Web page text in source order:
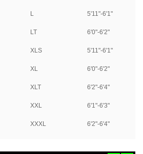
L 5'11"-6'1"
LT 6'0"-6'2"
XLS 5'11"-6'1"
XL 6'0"-6'2"
XLT 6'2"-6'4"
XXL 6'1"-6'3"
XXXL 6'2"-6'4"